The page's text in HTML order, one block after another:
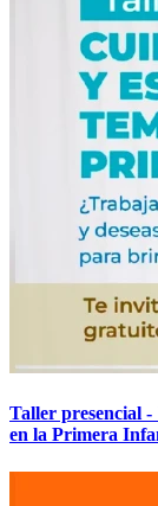
Taller presencial
en la Primera